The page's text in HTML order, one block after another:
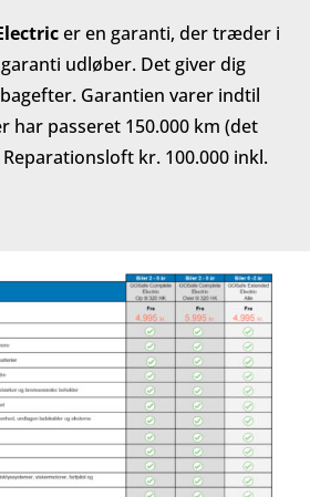
er en garanti, der træder i
udløber. Det giver dig
Garantien varer indtil
har passeret 150.000 km (det
kr. 100.000 inkl.